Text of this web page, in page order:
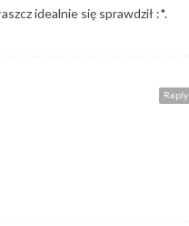
idealnie się sprawdził :*.
Reply